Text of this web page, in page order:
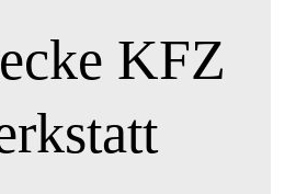
KFZ